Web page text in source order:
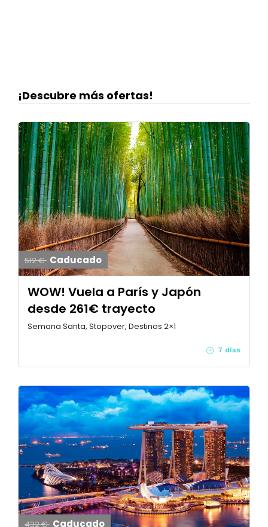
¡Descubre más ofertas!
512 € Caducado
WOW! Vuela a París y Japón
desde 261€ trayecto
Semana Santa, Stopover, Destinos 2×1
7 días
432 € Caducado